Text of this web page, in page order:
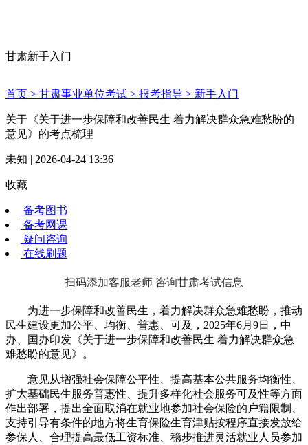
甘肃新手入门
首页 > 甘肃事业单位考试 > 报考指导 > 新手入门
关于《关于进一步保障和改善民生 着力解决群众急难愁盼的
意见》的考点梳理
未知 | 2026-04-24 13:36
收藏
备考图书
备考网课
疑问咨询
在线刷题
扫码添加客服老师 咨询甘肃考试信息
为进一步保障和改善民生，着力解决群众急难愁盼，推动
民生建设更加公平、均衡、普惠、可及，2025年6月9日，中
办、国办印发《关于进一步保障和改善民生 着力解决群众急
难愁盼的意见》。
意见从增强社会保障公平性、提高基本公共服务均衡性、
扩大基础民生服务普惠性、提升多样化社会服务可及性等方面
作出部署，提出全面取消在就业地参加社会保险的户籍限制、
支持引导有条件的地方将生育保险生育津贴按程序直接发放给
参保人、合理提高最低工资标准、稳步推进灵活就业人员参加